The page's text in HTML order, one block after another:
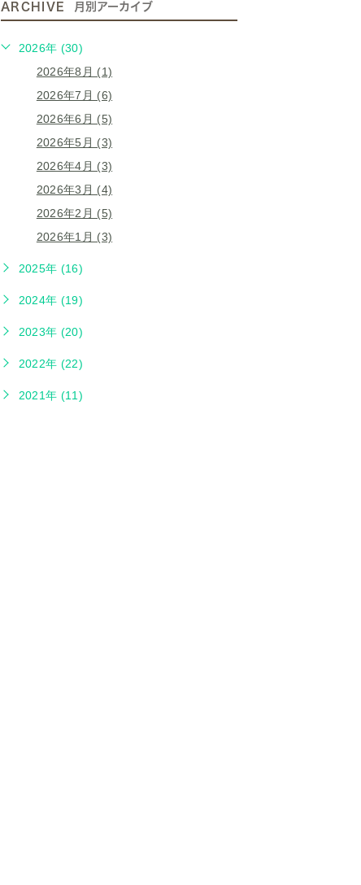
ARCHIVE 月別アーカイブ
2026年 (30)
2026年8月 (1)
2026年7月 (6)
2026年6月 (5)
2026年5月 (3)
2026年4月 (3)
2026年3月 (4)
2026年2月 (5)
2026年1月 (3)
2025年 (16)
2024年 (19)
2023年 (20)
2022年 (22)
2021年 (11)